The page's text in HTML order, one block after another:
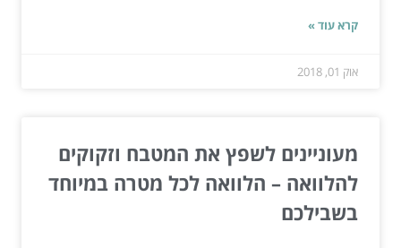
קרא עוד »
אוק 01, 2018
מעוניינים לשפץ את המטבח וזקוקים
להלוואה – הלוואה לכל מטרה במיוחד
בשבילכם